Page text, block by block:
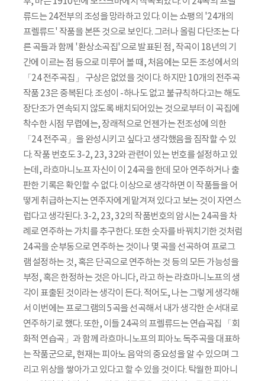
류드는 24전부의 조성을 망라하고 있다. 이는 쇼팽의 '24개의
프렐류드' 작품을 본뜬 것으로 보인다. 그러나 올림 다단조는 다
른 곡들과 함께 '환상소곡집'으로 발표된 점, 작곡이 18년의 기
간에 이르는 점 등으로 미루어 볼 때, 처음에는 모든 조성에서의
「24 전주곡집」 구상은 없었을 것이다. 하지만 10개의 전주곡
작품 23은 중복된다. 조성이 -하나도 없고 불규칙하다고는 해도
장단조가 연속되지 않도록 배치되어있는 것으로부터 이 곡집에
착수한 시점 무렵에는, 장래적으로 언젠가는 전조성에 의한
「24 전주곡」을 완성시키고 싶다고 생각했음을 짐작할 수 있
다. 작품 번호도 3-2, 23, 32와 관련이 있는 번호를 설정하고 있
는데, 라흐마니노프 자신이 이 24곡을 한데 모아 연주하거나 출
판한 기록은 확인할 수 없다. 이상으로 생각하면 이 작품들을 어
떻게 취급하는지는 연주자에게 맡겨져 있다고 보는 것이 자연스
럽다고 생각된다. 3-2, 23, 32의 작품번호의 암시는 24곡을 차
례로 연주하는 가치를 추구한다. 또한 숫자를 바꿔치기한 것처럼
24곡을 순부동으로 연주하는 것이나 몇 곡을 선곡하여 프로그
램 설정하는 것, 혹은 단곡으로 연주하는 것 등의 모든 가능성을
부정, 혹은 한정하는 것은 아니다, 라고 하는 라흐마니노프의 생
각이 표출된 것이라는 생각이 든다. 적어도, 나는 그렇게 생각해
서 이번에는 프로그램의 5곡을 선곡해서 내가 생각한 순서대로
연주하기로 했다. 또한, 이들 24곡의 프렐류드는 연습곡집 「회
화적 연습곡」과 함께 라흐마니노프의 피아노 독주곡을 대표하
는 작품군으로, 현재는 피아노 음악의 중요성을 알 수 있으며 그
리고 위상을 쌓아가고 있다고 할 수 있을 것이다. 탁월한 피아니